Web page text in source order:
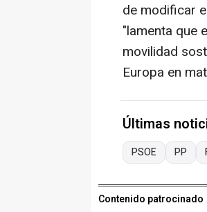
de modificar
"lamenta que
movilidad
Europa en
Últimas
PSOE PP
Contenido patrocinado